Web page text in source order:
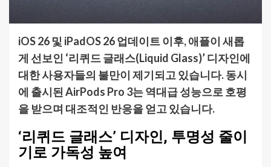
iOS 26 및 iPadOS 26 업데이트 이후, 애플이 새롭
게 선보인 ‘리퀴드 글래스(Liquid Glass)’ 디자인에
대한 사용자들의 불만이 제기되고 있습니다. 동시
에 출시된 AirPods Pro 3는 역대급 성능으로 호평
을 받으며 대조적인 반응을 얻고 있습니다.
‘리퀴드 글래스’ 디자인, 투명성 줄이
기로 가독성 높여